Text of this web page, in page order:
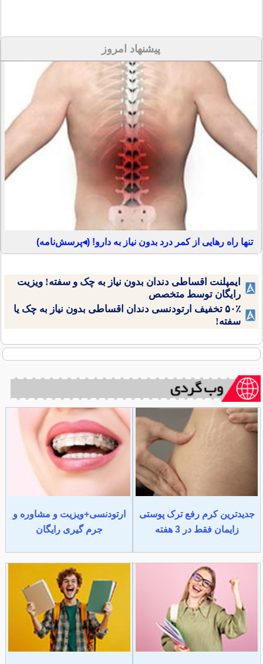
پیشنهاد امروز
تنها راه رهایی از کمر درد بدون نیاز به دارو! (◂پرسش‌نامه)
ایمپلنت اقساطی دندان بدون نیاز به چک و سفته! ویزیت
رایگان توسط متخصص
۵۰٪ تخفیف ارتودنسی دندان اقساطی بدون نیاز به چک یا
سفته!
جدیدترین کرم رفع ترک پوستی
زایمان فقط در 3 هفته
ارتودنسی+ویزیت و مشاوره و
جرم گیری رایگان